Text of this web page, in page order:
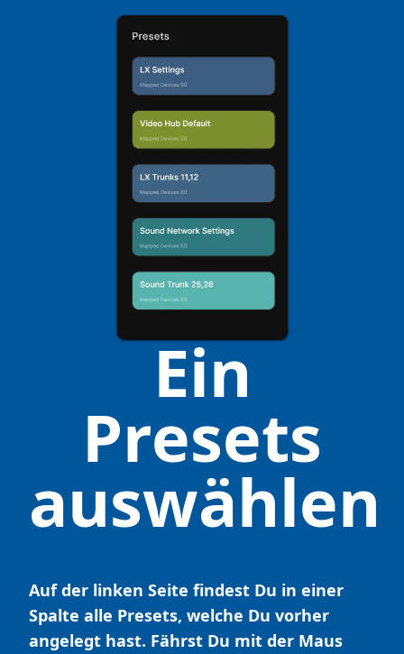
Ein
Presets
auswählen
Auf der linken Seite findest Du in einer
Spalte alle Presets, welche Du vorher
angelegt hast. Fährst Du mit der Maus